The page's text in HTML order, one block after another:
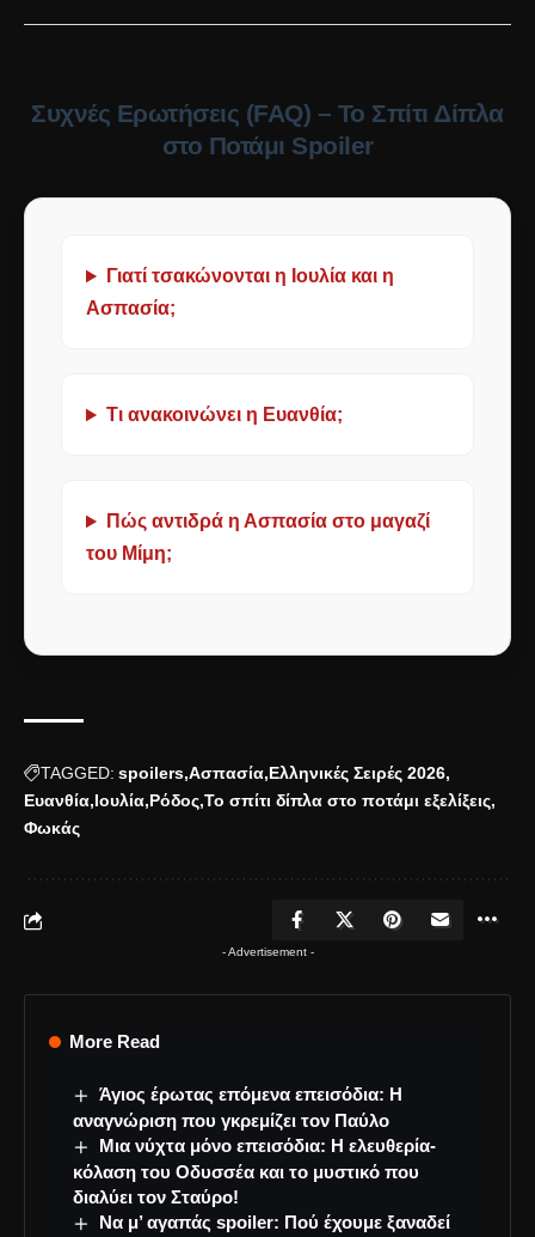
Συχνές Ερωτήσεις (FAQ) – Το Σπίτι Δίπλα
στο Ποτάμι Spoiler
Γιατί τσακώνονται η Ιουλία και η
Ασπασία;
Τι ανακοινώνει η Ευανθία;
Πώς αντιδρά η Ασπασία στο μαγαζί
του Μίμη;
TAGGED: spoilers Ασπασία Ελληνικές Σειρές 2026
Ευανθία Ιουλία Ρόδος Το σπίτι δίπλα στο ποτάμι εξελίξεις
Φωκάς
- Advertisement -
More Read
Άγιος έρωτας επόμενα επεισόδια: Η
αναγνώριση που γκρεμίζει τον Παύλο
Μια νύχτα μόνο επεισόδια: Η ελευθερία-
κόλαση του Οδυσσέα και το μυστικό που
διαλύει τον Σταύρο!
Να μ’ αγαπάς spoiler: Πού έχουμε ξαναδεί